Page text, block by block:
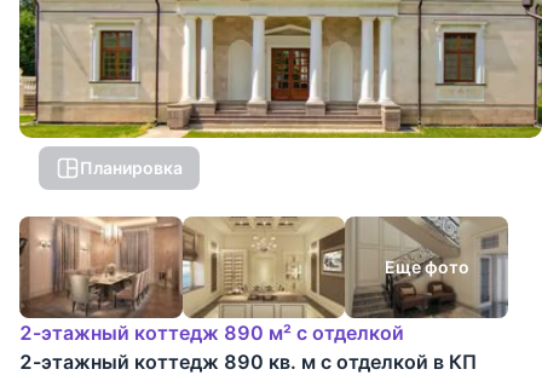
Планировка
Еще фото
2-этажный коттедж 890 м² с отделкой
2-этажный коттедж 890 кв. м с отделкой в КП